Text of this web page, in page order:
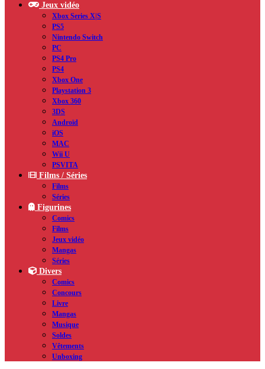
Jeux vidéo
Xbox Series X|S
PS5
Nintendo Switch
PC
PS4 Pro
PS4
Xbox One
Playstation 3
Xbox 360
3DS
Androïd
iOS
MAC
Wii U
PSVITA
Films / Séries
Films
Séries
Figurines
Comics
Films
Jeux vidéo
Mangas
Séries
Divers
Comics
Concours
Livre
Mangas
Musique
Soldes
Vêtements
Unboxing